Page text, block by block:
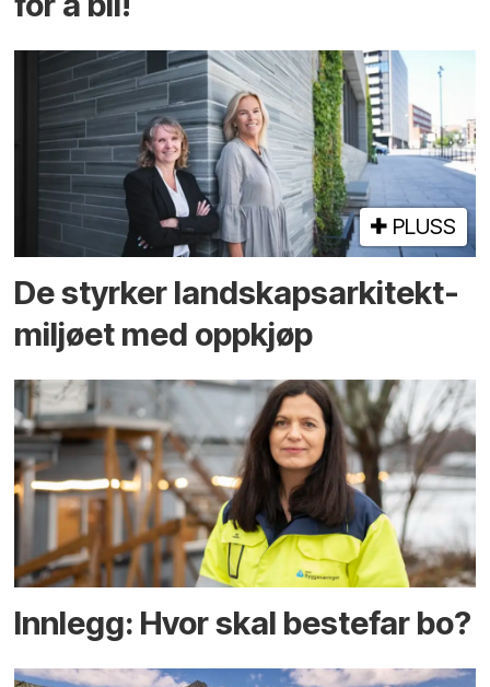
PLUSS
De styrker landskaps­arkitekt­
miljøet med oppkjøp
Innlegg: Hvor skal bestefar bo?